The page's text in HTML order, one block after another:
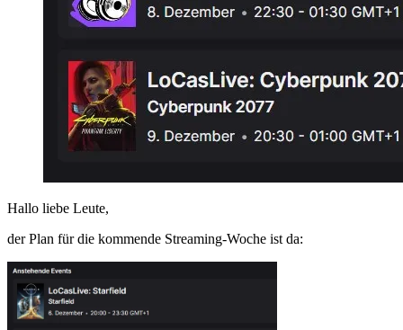
Hallo liebe Leute,
der Plan für die kommende Streaming-Woche ist da: